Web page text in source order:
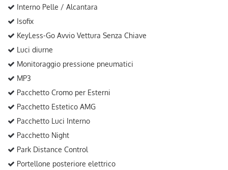
Interno Pelle / Alcantara
Isofix
KeyLess-Go Avvio Vettura Senza Chiave
Luci diurne
Monitoraggio pressione pneumatici
MP3
Pacchetto Cromo per Esterni
Pacchetto Estetico AMG
Pacchetto Luci Interno
Pacchetto Night
Park Distance Control
Portellone posteriore elettrico